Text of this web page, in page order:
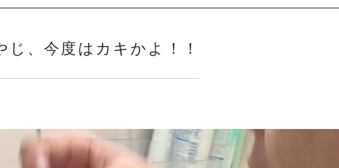
じ、今度はカキかよ！！